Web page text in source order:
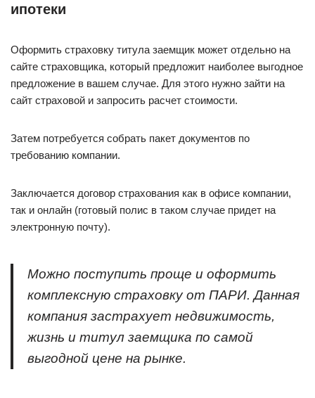
ипотеки
Оформить страховку титула заемщик может отдельно на
сайте страховщика, который предложит наиболее выгодное
предложение в вашем случае. Для этого нужно зайти на
сайт страховой и запросить расчет стоимости.
Затем потребуется собрать пакет документов по
требованию компании.
Заключается договор страхования как в офисе компании,
так и онлайн (готовый полис в таком случае придет на
электронную почту).
Можно поступить проще и оформить
комплексную страховку от ПАРИ. Данная
компания застрахует недвижимость,
жизнь и титул заемщика по самой
выгодной цене на рынке.